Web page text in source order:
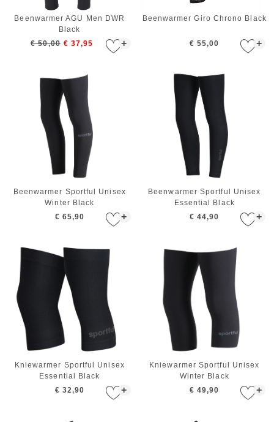
+
Beenwarmer AGU Men DWR
Black
€ 50,00 € 37,95 +
Beenwarmer Giro Chrono Black
€ 55,00
+
Beenwarmer Sportful Unisex
Winter Black
€ 65,90
+
Beenwarmer Sportful Unisex
Essential Black
€ 44,90
+
Kniewarmer Sportful Unisex
Essential Black
€ 32,90
+
Kniewarmer Sportful Unisex
Winter Black
€ 49,90